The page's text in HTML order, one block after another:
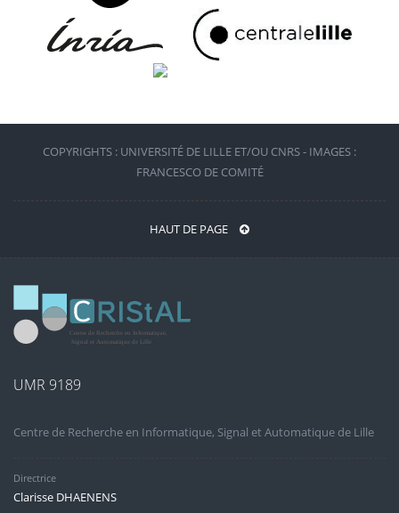
COPYRIGHTS : UNIVERSITÉ DE LILLE ET/OU CNRS - IMAGES :
FRANCESCO DE COMITÉ
HAUT DE PAGE
UMR 9189
Centre de Recherche en Informatique, Signal et Automatique de Lille
Directrice
Clarisse DHAENENS